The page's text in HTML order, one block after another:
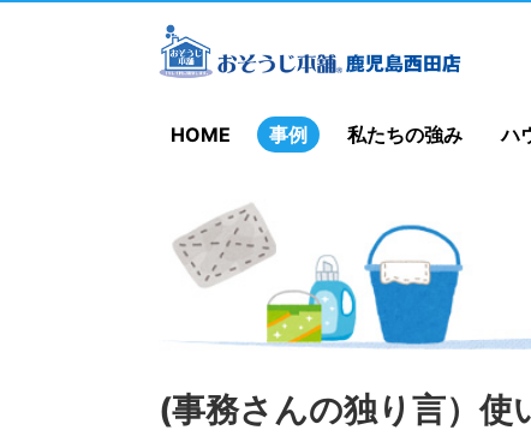
HOME 事例 私たちの強み ハ
(事務さんの独り言）使